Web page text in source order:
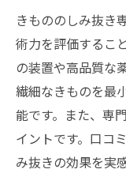
きもののしみ抜き
術力を評価するこ
の装置や高品質な
繊細なきものを最
能です。また、専
イントです。口コ
み抜きの効果を実